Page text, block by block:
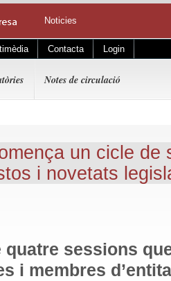
Noticies
Contacta Login
Notes de circulació
un cicle de
i novetats
quatre sessions
i membres